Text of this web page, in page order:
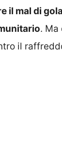
il mal di
. Ma
il